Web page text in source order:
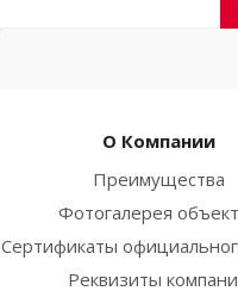
О Компании
Преимущества
Фотогалерея
Сертификаты
Реквизиты